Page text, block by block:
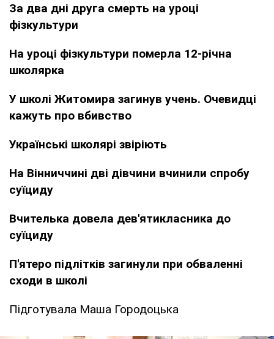
За два дні друга смерть на уроці
фізкультури
На уроці фізкультури померла 12-річна
школярка
У школі Житомира загинув учень. Очевидці
кажуть про вбивство
Українські школярі звіріють
На Вінниччині дві дівчини вчинили спробу
суїциду
Вчителька довела дев'ятикласника до
суїциду
П'ятеро підлітків загинули при обваленні
сходи в школі
Підготувала Маша Городоцька